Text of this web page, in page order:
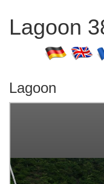
Lagoon
Lagoon